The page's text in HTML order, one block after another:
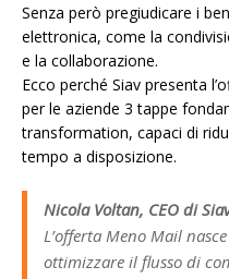
Senza però pregiudicare i
elettronica, come la
e la collaborazione.
Ecco perché Siav presenta
per le aziende 3 tappe
transformation, capaci di
tempo a disposizione.
Nicola Voltan, CEO di
L’offerta Meno Mail
ottimizzare il flusso di